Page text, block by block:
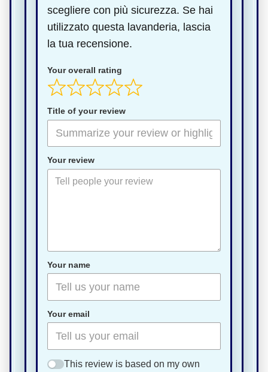
scegliere con più sicurezza. Se hai
utilizzato questa lavanderia, lascia
la tua recensione.
Your overall rating
Title of your review
Your review
Your name
Your email
This review is based on my own